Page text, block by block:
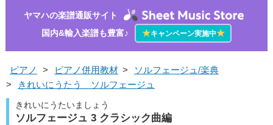
ヤマハの楽譜通販サイト
国内&輸入楽譜も豊富♪
★キャンペーン実施中★
ピアノ > ピアノ併用教材 >
ソルフェージュ/楽典
>
きれいにうたう ソルフェージュ
きれいにうたいましょう
ソルフェージュ 3 クラシック曲編